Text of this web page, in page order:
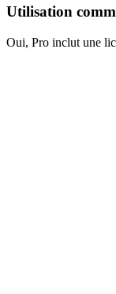
Utilisation
Oui, Pro inclut une